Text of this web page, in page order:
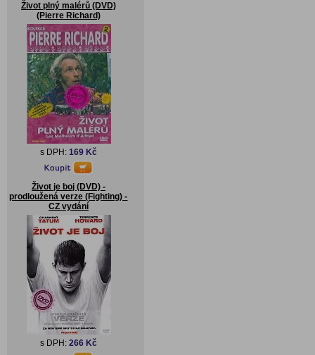
Život plný malérů (DVD)
(Pierre Richard)
s DPH: 169 Kč
Život je boj (DVD) -
prodloužená verze (Fighting) -
CZ vydání
s DPH: 266 Kč